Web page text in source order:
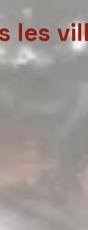
les